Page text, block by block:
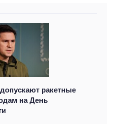
ракетные
на День